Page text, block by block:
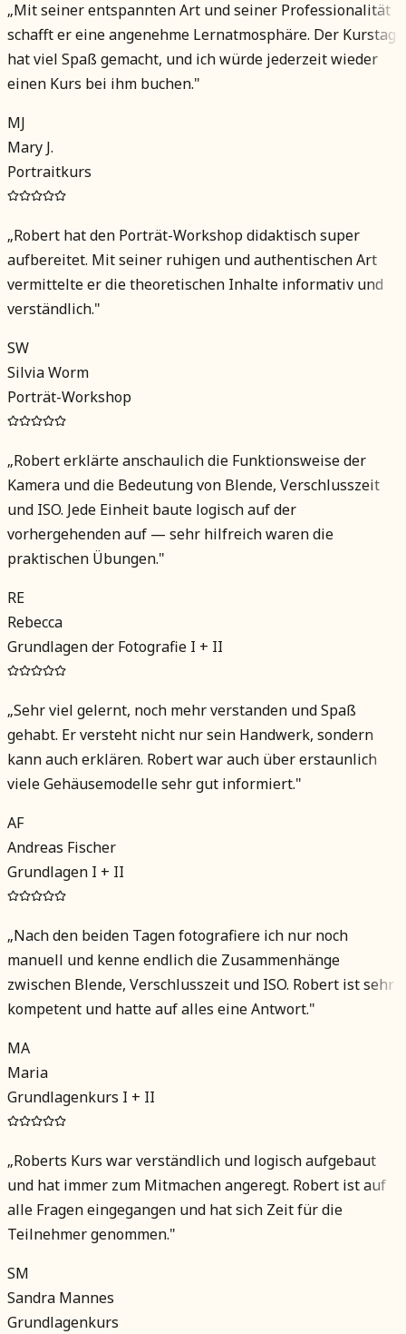
„Mit seiner entspannten Art und seiner Professionalität
schafft er eine angenehme Lernatmosphäre. Der Kurstag
hat viel Spaß gemacht, und ich würde jederzeit wieder
einen Kurs bei ihm buchen."
MJ
Mary J.
Portraitkurs
„Robert hat den Porträt-Workshop didaktisch super
aufbereitet. Mit seiner ruhigen und authentischen Art
vermittelte er die theoretischen Inhalte informativ und
verständlich."
SW
Silvia Worm
Porträt-Workshop
„Robert erklärte anschaulich die Funktionsweise der
Kamera und die Bedeutung von Blende, Verschlusszeit
und ISO. Jede Einheit baute logisch auf der
vorhergehenden auf — sehr hilfreich waren die
praktischen Übungen."
RE
Rebecca
Grundlagen der Fotografie I + II
„Sehr viel gelernt, noch mehr verstanden und Spaß
gehabt. Er versteht nicht nur sein Handwerk, sondern
kann auch erklären. Robert war auch über erstaunlich
viele Gehäusemodelle sehr gut informiert."
AF
Andreas Fischer
Grundlagen I + II
„Nach den beiden Tagen fotografiere ich nur noch
manuell und kenne endlich die Zusammenhänge
zwischen Blende, Verschlusszeit und ISO. Robert ist sehr
kompetent und hatte auf alles eine Antwort."
MA
Maria
Grundlagenkurs I + II
„Roberts Kurs war verständlich und logisch aufgebaut
und hat immer zum Mitmachen angeregt. Robert ist auf
alle Fragen eingegangen und hat sich Zeit für die
Teilnehmer genommen."
SM
Sandra Mannes
Grundlagenkurs